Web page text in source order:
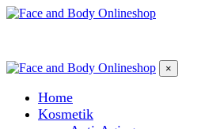
×
Home
Kosmetik